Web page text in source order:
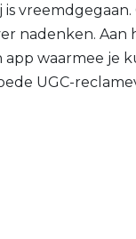
nadenken. Aan
waarmee je
UGC-